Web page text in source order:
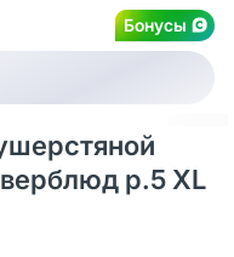
Бонусы
р.5 XL